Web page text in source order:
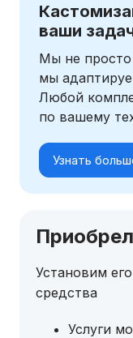
ваши
Мы не
мы
Любой
по вашему
Узнать
Установим
средства
Услуги